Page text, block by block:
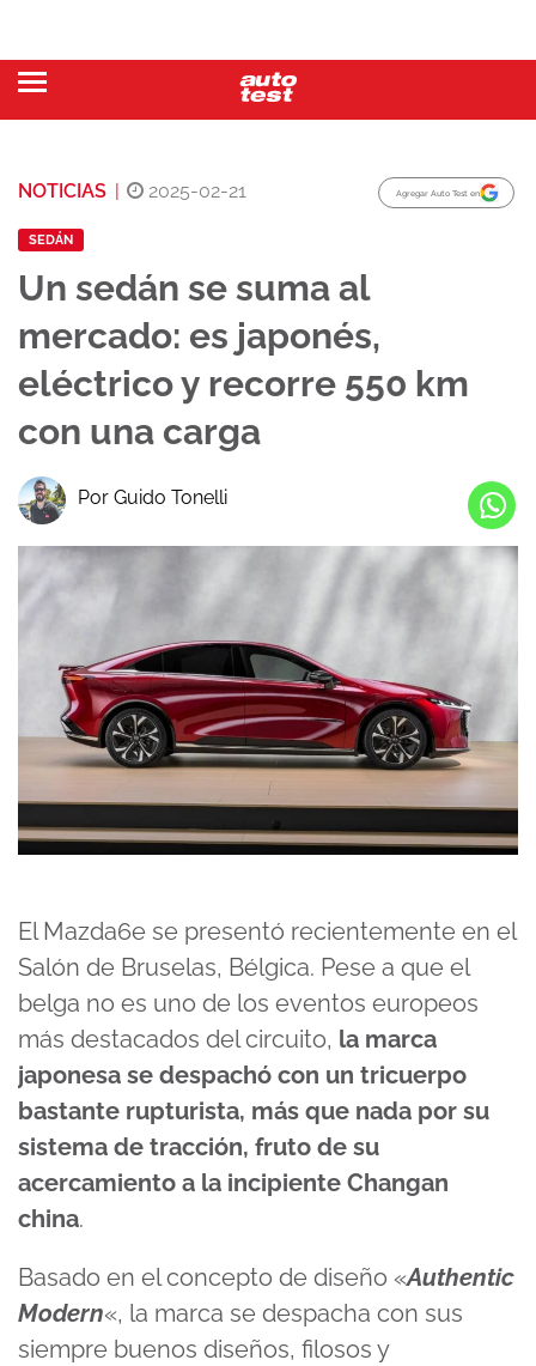
NOTICIAS | 2025-02-21 Agregar Auto Test en
SEDÁN
Un sedán se suma al
mercado: es japonés,
eléctrico y recorre 550 km
con una carga
Por Guido Tonelli
El Mazda6e se presentó recientemente en el
Salón de Bruselas, Bélgica. Pese a que el
belga no es uno de los eventos europeos
más destacados del circuito, la marca
japonesa se despachó con un tricuerpo
bastante rupturista, más que nada por su
sistema de tracción, fruto de su
acercamiento a la incipiente Changan
china.
Basado en el concepto de diseño «Authentic
Modern«, la marca se despacha con sus
siempre buenos diseños, filosos y